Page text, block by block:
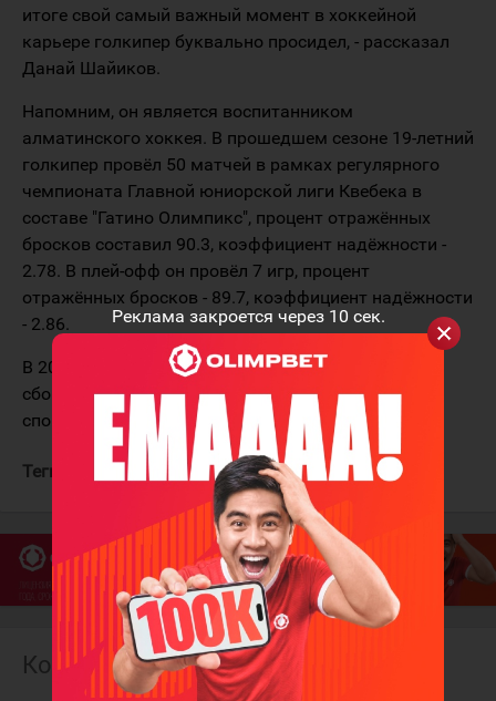
Реклама закроется через 10 сек.
итоге свой самый важный момент в хоккейной
карьере голкипер буквально просидел, - рассказал
Данай Шайиков.
Напомним, он является воспитанником
алматинского хоккея. В прошедшем сезоне 19-летний
голкипер провёл 50 матчей в рамках регулярного
чемпионата Главной юниорской лиги Квебека в
составе "Гатино Олимпикс", процент отражённых
бросков составил 90.3, коэффициент надёжности -
2.78. В плей-офф он провёл 7 игр, процент
отражённых бросков - 89.7, коэффициент надёжности
- 2.86.
В 2024 году хоккеист выступал за юниорскую
сборную Казахстана на Кубке Президентского
спортивного клуба, где провёл две встречи.
Теги: Шайиков Данай
Комментарии